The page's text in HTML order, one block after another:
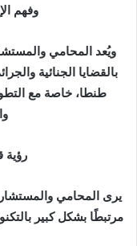
وفهم
ويُعد المحامي
بالقضايا الجنائية
طنطا، خاصة مع
رؤية
يرى المحامي
مرتبطًا بشكل كبير